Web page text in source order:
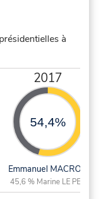
à
2017
54,4%
Emmanuel MACRON
45,6 % Marine LE PEN